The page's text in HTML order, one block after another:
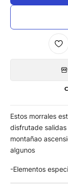
Estos morrales
disfrutade
montañao
algunos
-Elementos